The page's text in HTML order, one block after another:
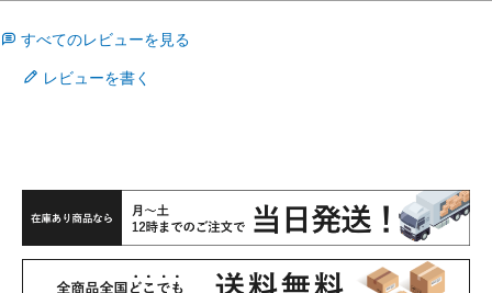
すべてのレビューを見る
レビューを書く